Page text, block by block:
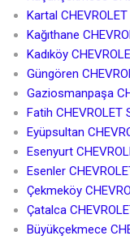
Kartal
Kağıthane
Kadıköy
Güngören
Gaziosmanpaşa
Fatih CHEVROLET
Eyüpsultan
Esenyurt
Esenler
Çekmeköy
Çatalca
Büyükçekmece